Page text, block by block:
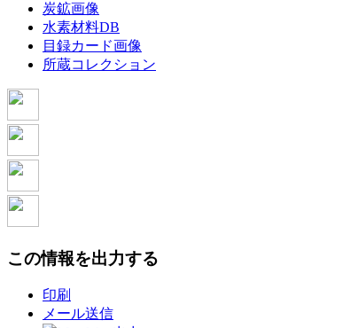
炭鉱画像
水素材料DB
目録カード画像
所蔵コレクション
この情報を出力する
印刷
メール送信